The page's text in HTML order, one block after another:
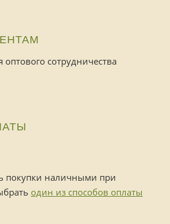
оптового сотрудничества
покупки наличными при
один из способов оплаты